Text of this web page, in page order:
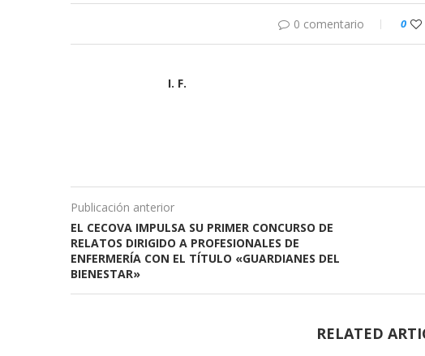
0 comentario 0
I. F.
Publicación anterior
EL CECOVA IMPULSA SU PRIMER CONCURSO DE
RELATOS DIRIGIDO A PROFESIONALES DE
ENFERMERÍA CON EL TÍTULO «GUARDIANES DEL
BIENESTAR»
RELATED